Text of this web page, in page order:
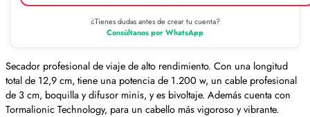
¿Tienes dudas antes de crear tu cuenta?
Consúltanos por WhatsApp
Secador profesional de viaje de alto rendimiento. Con una longitud
total de 12,9 cm, tiene una potencia de 1.200 w, un cable profesional
de 3 cm, boquilla y difusor minis, y es bivoltaje. Además cuenta con
Tormalionic Technology, para un cabello más vigoroso y vibrante.